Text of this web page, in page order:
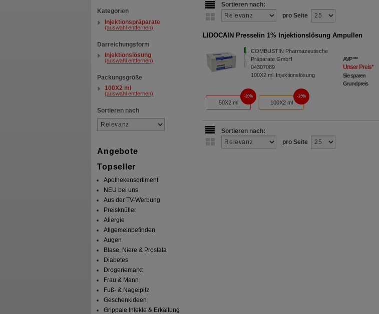
Kategorien
Injektionspräparate
(auswahl entfernen)
Darreichungsform
Injektionslösung
(auswahl entfernen)
Packungsgröße
100X2 ml
(auswahl entfernen)
Sortieren nach
Angebote
Topseller
Apothekensortiment
NEU bei uns
Aus der TV-Werbung
Preisknüller
Allergie
Allgemeinbefinden
Augen
Blase, Niere & Prostata
Diabetes
Drogeriemarkt
Frau & Mann
Fuß- & Nagelpilz
Geschenkideen
Grippale Infekte & Erkältung
Sortieren nach:
pro Seite
LIDOCAIN Presselin 1% Injektionslösung Ampullen
COMBUSTIN Pharmazeutische
Präparate GmbH
04307089
100X2 ml Injektionslösung
AVP***
Unser Preis*
Sie sparen
Grundpreis
50X2 ml
20%
100X2 ml
23%
Sortieren nach:
pro Seite